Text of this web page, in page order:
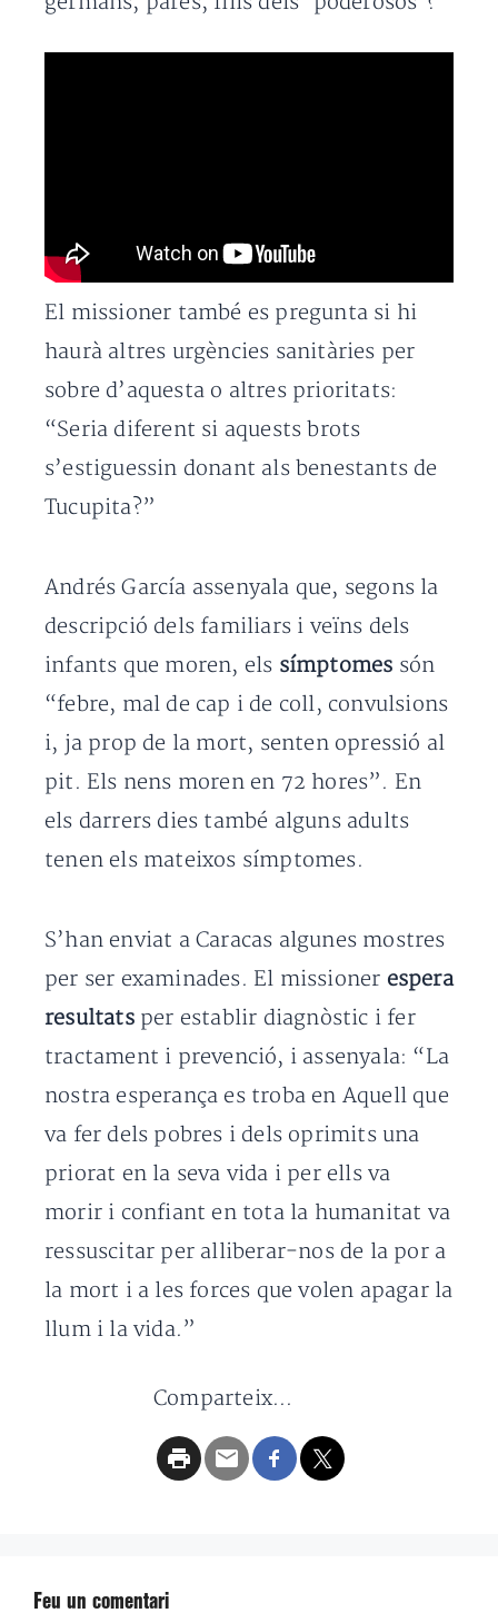
El missioner també es pregunta si hi
haurà altres urgències sanitàries per
sobre d’aquesta o altres prioritats:
“Seria diferent si aquests brots
s’estiguessin donant als benestants de
Tucupita?”
Andrés García assenyala que, segons la
descripció dels familiars i veïns dels
infants que moren, els símptomes són
“febre, mal de cap i de coll, convulsions
i, ja prop de la mort, senten opressió al
pit. Els nens moren en 72 hores”. En
els darrers dies també alguns adults
tenen els mateixos símptomes.
S’han enviat a Caracas algunes mostres
per ser examinades. El missioner espera
resultats per establir diagnòstic i fer
tractament i prevenció, i assenyala: “La
nostra esperança es troba en Aquell que
va fer dels pobres i dels oprimits una
priorat en la seva vida i per ells va
morir i confiant en tota la humanitat va
ressuscitar per alliberar-nos de la por a
la mort i a les forces que volen apagar la
llum i la vida.”
Comparteix...
Feu un comentari